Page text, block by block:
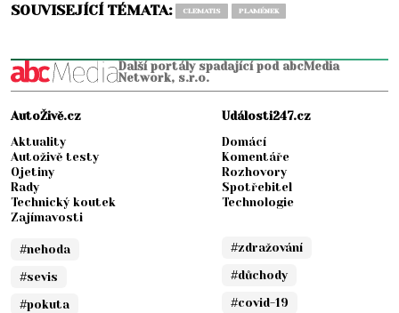
SOUVISEJÍCÍ TÉMATA: CLEMATIS PLAMÉNEK
Další portály spadající pod abcMedia
Network, s.r.o.
AutoŽivě.cz
Aktuality
Autoživě testy
Ojetiny
Rady
Technický koutek
Zajímavosti
#nehoda
#sevis
#pokuta
Události247.cz
Domácí
Komentáře
Rozhovory
Spotřebitel
Technologie
#zdražování
#důchody
#covid-19